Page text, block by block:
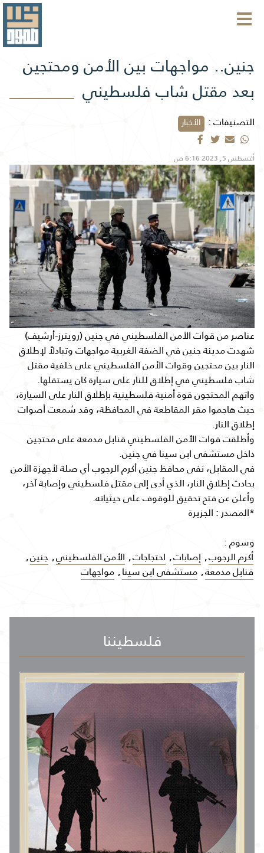
جنين.. مواجهات بين الأمن ومحتجين
بعد مقتل شاب فلسطيني
التصنيفات : الأخبار
أغسطس 5, 2023 6:16 ص
عناصر من قوات الأمن الفلسطيني في جنين (رويترز-أرشيف)
شهدت مدينة جنين في الضفة الغربية مواجهات وتبادلاً لإطلاق
النار بين محتجين وقوات الأمن الفلسطيني على خلفية مقتل
شاب فلسطيني في إطلاق للنار على سيارة كان يستقلها.
واتهم المحتجون قوة أمنية فلسطينية بإطلاق النار على السيارة،
حيث هاجموا مقر المقاطعة في المحافظة، وقد سُمعت أصوات
إطلاق النار.
وأطلقت قوات الأمن الفلسطيني قنابل مدمعة على محتجين
داخل مستشفى ابن سينا في جنين.
في المقابل، نفى محافظ جنين أكرم الرجوب أي صلة لأجهزة الأمن
بحادث إطلاق النار، الذي أدى إلى مقتل فلسطيني وإصابة آخر،
وأعلن عن فتح تحقيق للوقوف على حيثياته.
*المصدر : الجزيرة
وسوم :
أكرم الرجوب, إصابات, احتجاجات, الأمن الفلسطيني, جنين,
قنابل مدمعة, مستشفى ابن سينا, مواجهات
فلسطيننا